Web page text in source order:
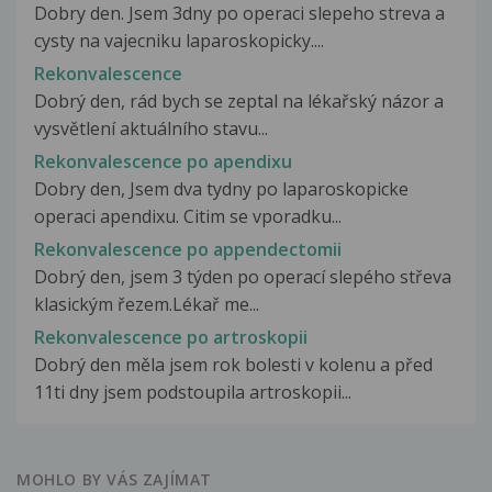
Dobry den. Jsem 3dny po operaci slepeho streva a
cysty na vajecniku laparoskopicky....
Rekonvalescence
Dobrý den, rád bych se zeptal na lékařský názor a
vysvětlení aktuálního stavu...
Rekonvalescence po apendixu
Dobry den, Jsem dva tydny po laparoskopicke
operaci apendixu. Citim se vporadku...
Rekonvalescence po appendectomii
Dobrý den, jsem 3 týden po operací slepého střeva
klasickým řezem.Lékař me...
Rekonvalescence po artroskopii
Dobrý den měla jsem rok bolesti v kolenu a před
11ti dny jsem podstoupila artroskopii...
MOHLO BY VÁS ZAJÍMAT